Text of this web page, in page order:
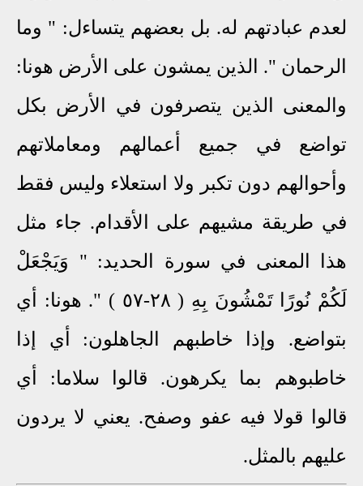
لعدم عبادتهم له. بل بعضهم يتساءل: " وما
الرحمان ". الذين يمشون على الأرض هونا:
والمعنى الذين يتصرفون في الأرض بكل
تواضع في جميع أعمالهم ومعاملاتهم
وأحوالهم دون تكبر ولا استعلاء وليس فقط
في طريقة مشيهم على الأقدام. جاء مثل
هذا المعنى في سورة الحديد: " وَيَجْعَلْ
لَكُمْ نُورًا تَمْشُونَ بِهِ ( ٢٨-٥٧ ) ". هونا: أي
بتواضع. وإذا خاطبهم الجاهلون: أي إذا
خاطبوهم بما يكرهون. قالوا سلاما: أي
قالوا قولا فيه عفو وصفح. يعني لا يردون
عليهم بالمثل.